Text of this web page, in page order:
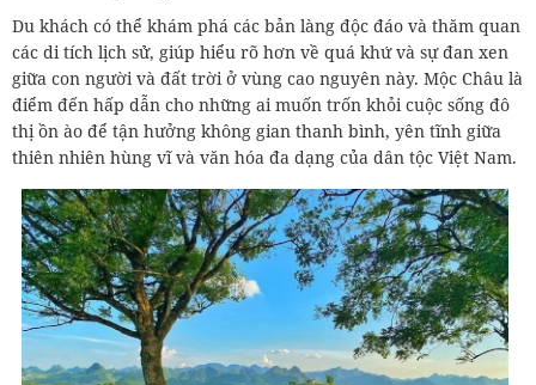
Du khách có thể khám phá các bản làng độc đáo và thăm quan
các di tích lịch sử, giúp hiểu rõ hơn về quá khứ và sự đan xen
giữa con người và đất trời ở vùng cao nguyên này. Mộc Châu là
điểm đến hấp dẫn cho những ai muốn trốn khỏi cuộc sống đô
thị ồn ào để tận hưởng không gian thanh bình, yên tĩnh giữa
thiên nhiên hùng vĩ và văn hóa đa dạng của dân tộc Việt Nam.